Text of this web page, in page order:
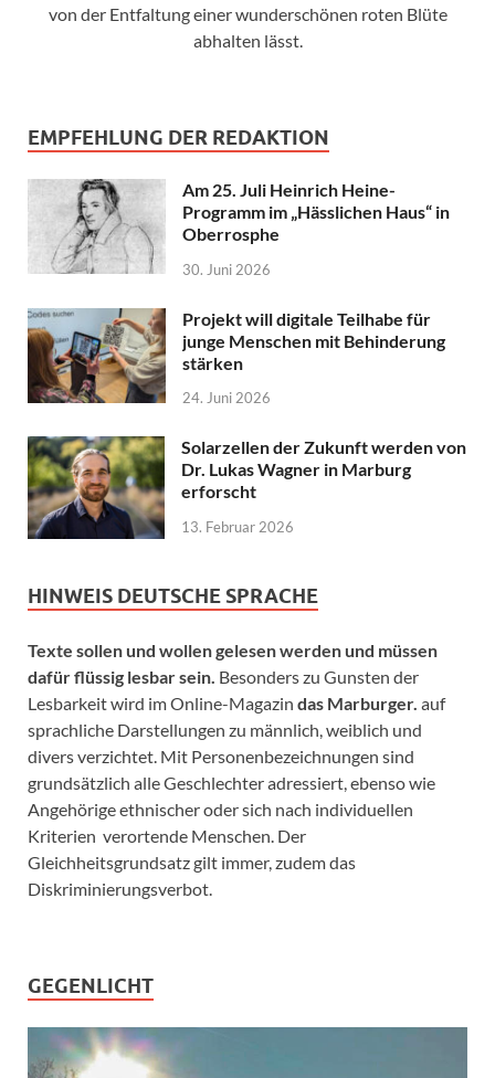
von der Entfaltung einer wunderschönen roten Blüte
abhalten lässt.
EMPFEHLUNG DER REDAKTION
Am 25. Juli Heinrich Heine-
Programm im „Hässlichen Haus“ in
Oberrosphe
30. Juni 2026
Projekt will digitale Teilhabe für
junge Menschen mit Behinderung
stärken
24. Juni 2026
Solarzellen der Zukunft werden von
Dr. Lukas Wagner in Marburg
erforscht
13. Februar 2026
HINWEIS DEUTSCHE SPRACHE
Texte sollen und wollen gelesen werden und müssen
dafür flüssig lesbar sein. Besonders zu Gunsten der
Lesbarkeit wird im Online-Magazin das Marburger. auf
sprachliche Darstellungen zu männlich, weiblich und
divers verzichtet. Mit Personenbezeichnungen sind
grundsätzlich alle Geschlechter adressiert, ebenso wie
Angehörige ethnischer oder sich nach individuellen
Kriterien verortende Menschen. Der
Gleichheitsgrundsatz gilt immer, zudem das
Diskriminierungsverbot.
GEGENLICHT